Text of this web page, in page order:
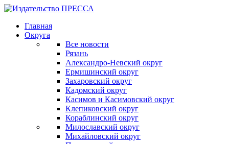
Главная
Округа
Все новости
Рязань
Александро-Невский округ
Ермишинский округ
Захаровский округ
Кадомский округ
Касимов и Касимовский округ
Клепиковский округ
Кораблинский округ
Милославский округ
Михайловский округ